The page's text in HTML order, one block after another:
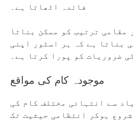
مقامی ترتیب کو ممکن بناتا
بناتا ہے کہ ہر اسٹور اپنی
ضروریات کو پورا کرتا ہے۔
موجودہ کام کی مواقع
سے انتہائی مختلف کام کی
ہوکر انتظامی حیثیت تک